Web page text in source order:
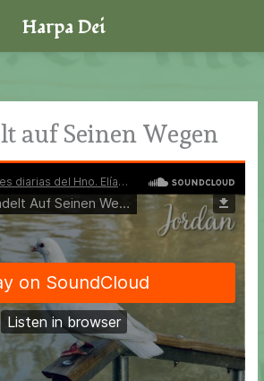
auf Seinen Wegen
Harpa Dei